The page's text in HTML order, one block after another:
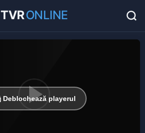
TVRONLINE 36
Deblochează playerul